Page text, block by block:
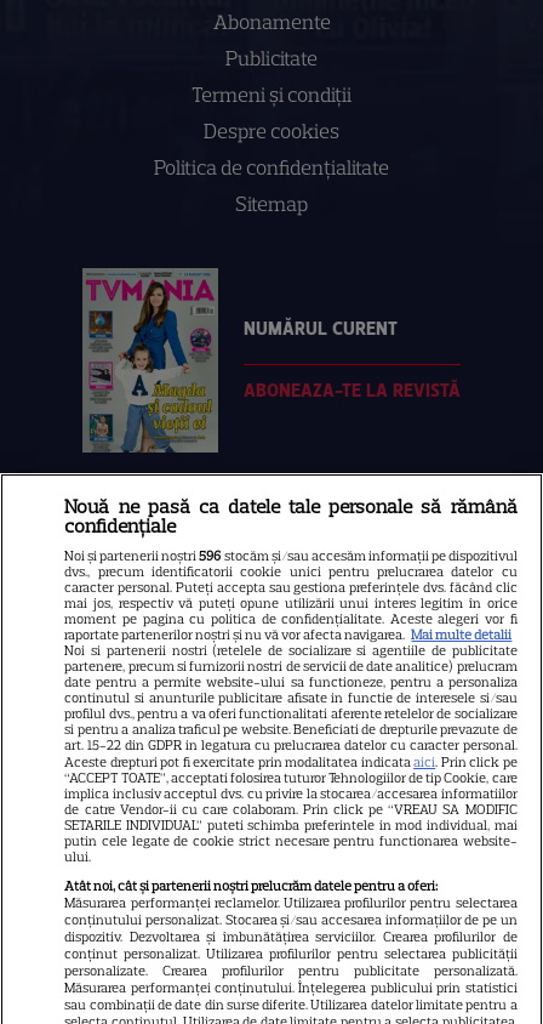
Abonamente
Publicitate
Termeni și condiții
Despre cookies
Politica de confidenţialitate
Sitemap
NUMĂRUL CURENT
ABONEAZA-TE LA REVISTĂ
Libertatea
Libertatea pentru femei
GSP
Știri mondene
Avantaje
Elle
Unica
Retete practice
URMĂREȘTE-NE PE
Copyright2026Ringier Romania – Toate Drepturile rezervate
Nouă ne pasă ca datele tale personale să rămână
confidențiale
Noi și partenerii noștri596 stocăm și/sau accesăm informații pe dispozitivul
dvs., precum identificatorii cookie unici pentru prelucrarea datelor cu
caracter personal. Puteți accepta sau gestiona preferințele dvs. făcând clic
mai jos, respectiv vă puteți opune utilizării unui interes legitim în orice
moment pe pagina cu politica de confidențialitate. Aceste alegeri vor fi
raportate partenerilor noștri și nu vă vor afecta navigarea. Mai multe detalii
Noi si partenerii nostri (retelele de socializare si agentiile de publicitate
partenere, precum si furnizorii nostri de servicii de date analitice) prelucram
date pentru a permite website-ului sa functioneze, pentru a personaliza
continutul si anunturile publicitare afisate in functie de interesele si/sau
profilul dvs., pentru a va oferi functionalitati aferente retelelor de socializare
si pentru a analiza traficul pe website. Beneficiati de drepturile prevazute de
art. 15-22 din GDPR in legatura cu prelucrarea datelor cu caracter personal.
Aceste drepturi pot fi exercitate prin modalitatea indicataaici. Prin click pe
“ACCEPT TOATE”, acceptati folosirea tuturor Tehnologiilor de tip Cookie, care
implica inclusiv acceptul dvs. cu privire la stocarea/accesarea informatiilor
de catre Vendor-ii cu care colaboram. Prin click pe “VREAU SA MODIFIC
SETARILE INDIVIDUAL” puteti schimba preferintele in mod individual, mai
putin cele legate de cookie strict necesare pentru functionarea website-
ului.
Atât noi, cât și partenerii noștri prelucrăm datele pentru a oferi:
Măsurarea performanței reclamelor. Utilizarea profilurilor pentru selectarea
conținutului personalizat. Stocarea și/sau accesarea informațiilor de pe un
dispozitiv. Dezvoltarea și îmbunătățirea serviciilor. Crearea profilurilor de
conținut personalizat. Utilizarea profilurilor pentru selectarea publicității
personalizate. Crearea profilurilor pentru publicitate personalizată.
Măsurarea performanței conținutului. Înțelegerea publicului prin statistici
sau combinații de date din surse diferite. Utilizarea datelor limitate pentru a